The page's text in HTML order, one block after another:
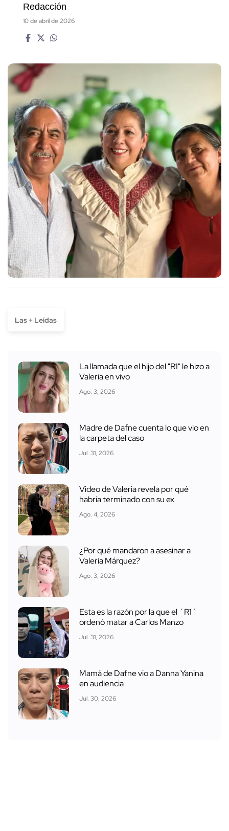
Redacción
10 de abril de 2026
Las + Leídas
La llamada que el hijo del "R1" le hizo a
Valeria en vivo
Ago. 3, 2026
Madre de Dafne cuenta lo que vio en
la carpeta del caso
Jul. 31, 2026
Video de Valeria revela por qué
habría terminado con su ex
Ago. 4, 2026
¿Por qué mandaron a asesinar a
Valeria Márquez?
Ago. 3, 2026
Esta es la razón por la que el ´R1´
ordenó matar a Carlos Manzo
Jul. 31, 2026
Mamá de Dafne vio a Danna Yanina
en audiencia
Jul. 30, 2026